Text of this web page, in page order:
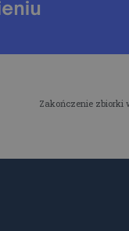
Zakończenie zbiorki